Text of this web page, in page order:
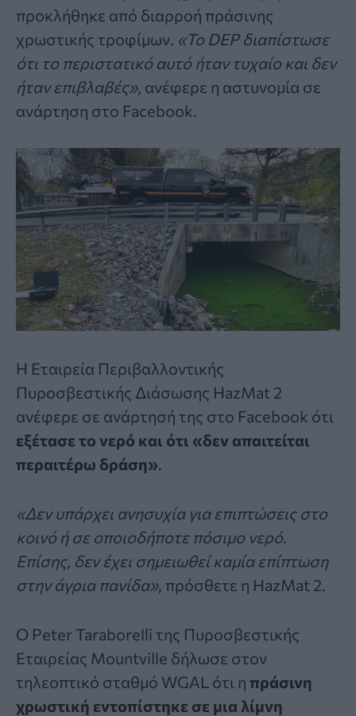
προκλήθηκε από διαρροή πράσινης
χρωστικής τροφίμων. «Το DEP διαπίστωσε
ότι το περιστατικό αυτό ήταν τυχαίο και δεν
ήταν επιβλαβές», ανέφερε η αστυνομία σε
ανάρτηση στο Facebook.
Η Εταιρεία Περιβαλλοντικής
Πυροσβεστικής Διάσωσης HazMat 2
ανέφερε σε ανάρτησή της στο Facebook ότι
εξέτασε το νερό και ότι «δεν απαιτείται
περαιτέρω δράση»
«Δεν υπάρχει ανησυχία για επιπτώσεις στο
κοινό ή σε οποιοδήποτε πόσιμο νερό.
Επίσης, δεν έχει σημειωθεί καμία επίπτωση
στην άγρια πανίδα», πρόσθετε η HazMat 2.
Ο Peter Taraborelli της Πυροσβεστικής
Εταιρείας Mountville δήλωσε στον
τηλεοπτικό σταθμό WGAL ότι η πράσινη
χρωστική εντοπίστηκε σε μια λίμνη